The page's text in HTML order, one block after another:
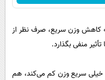
کاهش وزن سریع، صرف نظر از
منفی بگذارد.
خیلی سریع وزن کم می‌کند، هم